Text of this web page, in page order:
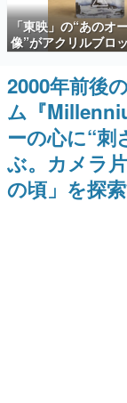
殿
SNS
ど。
事を
ゲ
名作
聞き
きます
赫
この
の形
「東映」の“あのオ
像”がアクリルブロ
映ヒストリカル グ
ョン」が8月下旬よ
2000年前後
ム『
ーの心に“刺
ぶ。カメラ
の頃」を探